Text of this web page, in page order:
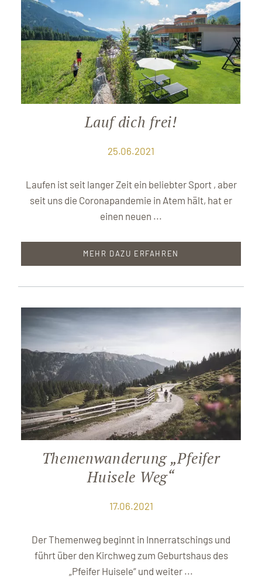
Lauf dich frei!
25.06.2021
Laufen ist seit langer Zeit ein beliebter Sport , aber
seit uns die Coronapandemie in Atem hält, hat er
einen neuen ...
MEHR DAZU ERFAHREN
Themenwanderung „Pfeifer
Huisele Weg“
17.06.2021
Der Themenweg beginnt in Innerratschings und
führt über den Kirchweg zum Geburtshaus des
„Pfeifer Huisele“ und weiter ...